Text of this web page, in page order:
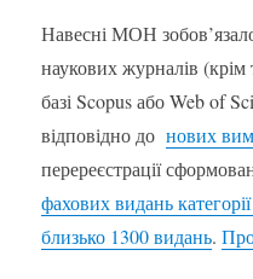
Навесні МОН
наукових журналів
базі Scopus або Web of
відповідно донових
перереєстрації
фахових видань
близько 1300 видань.